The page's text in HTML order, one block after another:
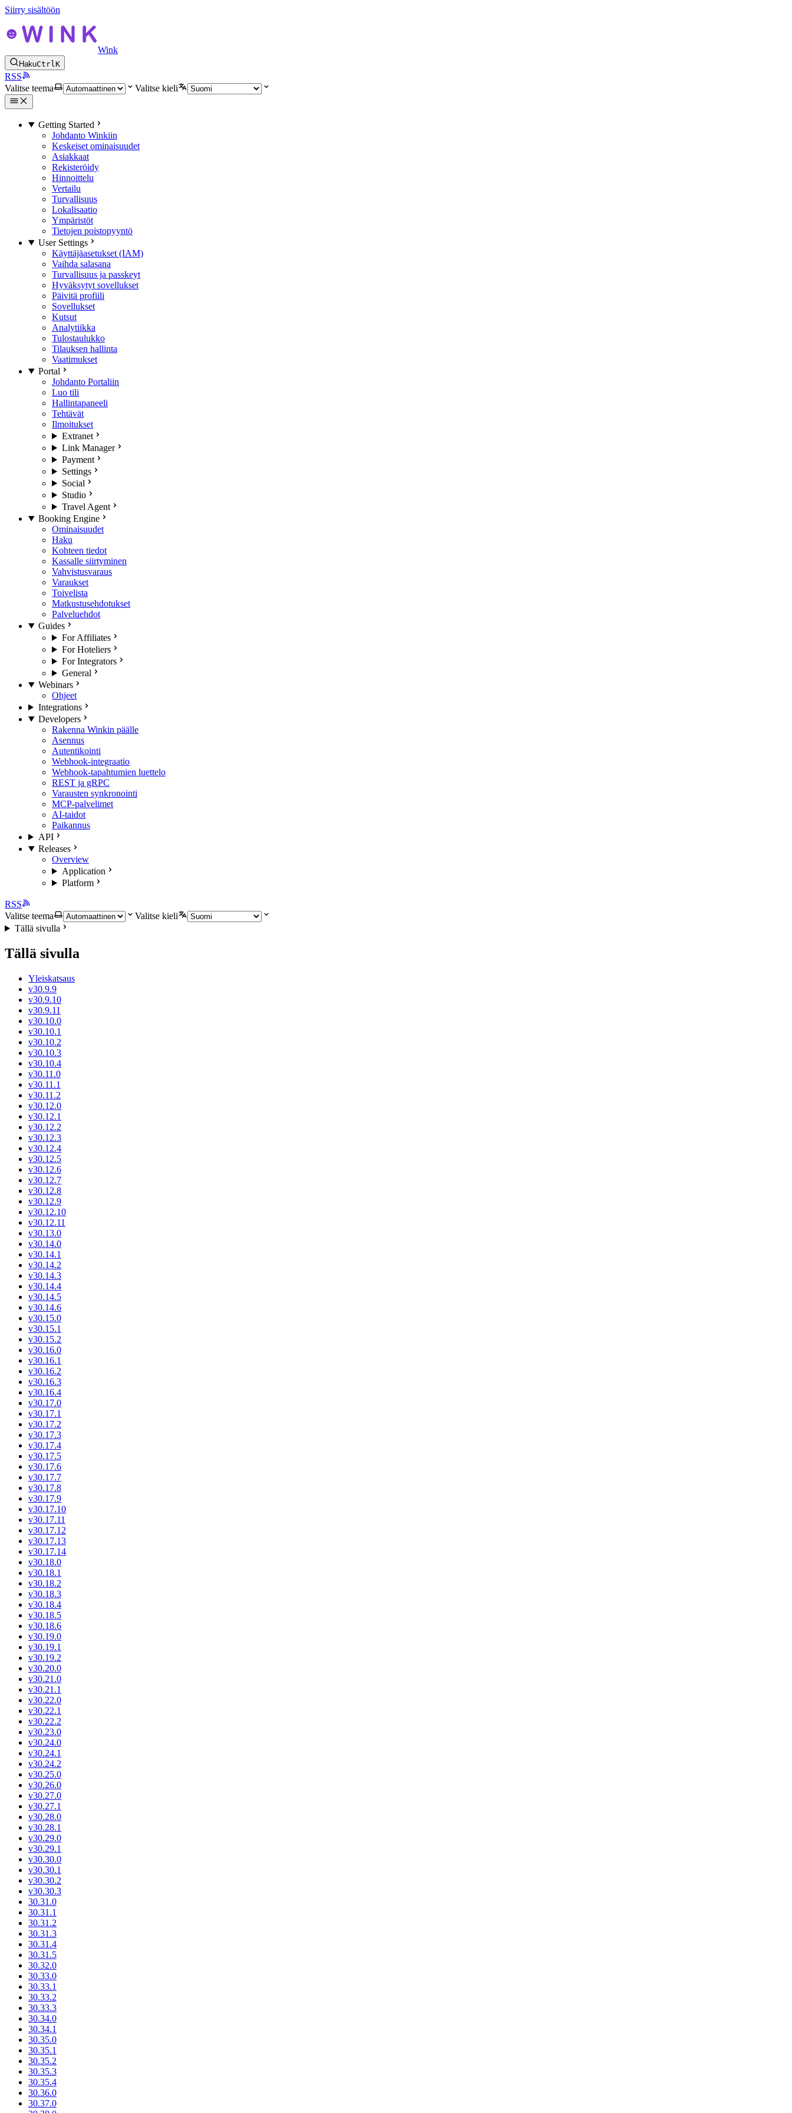
Siirry sisältöön
Wink
HakuCtrlK
RSS
Valitse teema
Valitse kieli
Getting Started
Johdanto Winkiin
Keskeiset ominaisuudet
Asiakkaat
Rekisteröidy
Hinnoittelu
Vertailu
Turvallisuus
Lokalisaatio
Ympäristöt
Tietojen poistopyyntö
User Settings
Käyttäjäasetukset (IAM)
Vaihda salasana
Turvallisuus ja passkeyt
Hyväksytyt sovellukset
Päivitä profiili
Sovellukset
Kutsut
Analytiikka
Tulostaulukko
Tilauksen hallinta
Vaatimukset
Portal
Johdanto Portaliin
Luo tili
Hallintapaneeli
Tehtävät
Ilmoitukset
Extranet
Link Manager
Payment
Settings
Social
Studio
Travel Agent
Booking Engine
Ominaisuudet
Haku
Kohteen tiedot
Kassalle siirtyminen
Vahvistusvaraus
Varaukset
Toivelista
Matkustusehdotukset
Palveluehdot
Guides
For Affiliates
For Hoteliers
For Integrators
General
Webinars
Ohjeet
Integrations
Developers
Rakenna Winkin päälle
Asennus
Autentikointi
Webhook-integraatio
Webhook-tapahtumien luettelo
REST ja gRPC
Varausten synkronointi
MCP-palvelimet
AI-taidot
Paikannus
API
Releases
Overview
Application
Platform
RSS
Valitse teema
Valitse kieli
Tällä sivulla
Tällä sivulla
Yleiskatsaus
v30.9.9
v30.9.10
v30.9.11
v30.10.0
v30.10.1
v30.10.2
v30.10.3
v30.10.4
v30.11.0
v30.11.1
v30.11.2
v30.12.0
v30.12.1
v30.12.2
v30.12.3
v30.12.4
v30.12.5
v30.12.6
v30.12.7
v30.12.8
v30.12.9
v30.12.10
v30.12.11
v30.13.0
v30.14.0
v30.14.1
v30.14.2
v30.14.3
v30.14.4
v30.14.5
v30.14.6
v30.15.0
v30.15.1
v30.15.2
v30.16.0
v30.16.1
v30.16.2
v30.16.3
v30.16.4
v30.17.0
v30.17.1
v30.17.2
v30.17.3
v30.17.4
v30.17.5
v30.17.6
v30.17.7
v30.17.8
v30.17.9
v30.17.10
v30.17.11
v30.17.12
v30.17.13
v30.17.14
v30.18.0
v30.18.1
v30.18.2
v30.18.3
v30.18.4
v30.18.5
v30.18.6
v30.19.0
v30.19.1
v30.19.2
v30.20.0
v30.21.0
v30.21.1
v30.22.0
v30.22.1
v30.22.2
v30.23.0
v30.24.0
v30.24.1
v30.24.2
v30.25.0
v30.26.0
v30.27.0
v30.27.1
v30.28.0
v30.28.1
v30.29.0
v30.29.1
v30.30.0
v30.30.1
v30.30.2
v30.30.3
30.31.0
30.31.1
30.31.2
30.31.3
30.31.4
30.31.5
30.32.0
30.33.0
30.33.1
30.33.2
30.33.3
30.34.0
30.34.1
30.35.0
30.35.1
30.35.2
30.35.3
30.35.4
30.36.0
30.37.0